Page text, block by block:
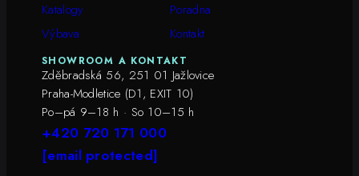
Katalogy
Výbava
Poradna
Kontakt
SHOWROOM A KONTAKT
Zděbradská 56, 251 01 Jažlovice
Praha-Modletice (D1, EXIT 10)
Po–pá 9–18 h · So 10–15 h
+420 720 171 000
[email protected]